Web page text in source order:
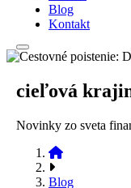
Blog
Kontakt
cieľová
Novinky zo sveta
Blog